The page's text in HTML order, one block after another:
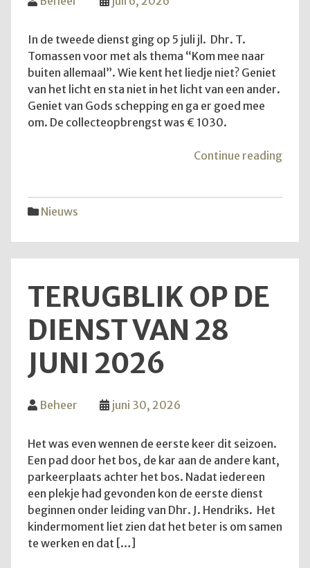
In de tweede dienst ging op 5 juli jl. Dhr. T.
Tomassen voor met als thema “Kom mee naar
buiten allemaal”. Wie kent het liedje niet? Geniet
van het licht en sta niet in het licht van een ander.
Geniet van Gods schepping en ga er goed mee
om. De collecteopbrengst was € 1030.
Continue reading
Nieuws
TERUGBLIK OP DE
DIENST VAN 28
JUNI 2026
Beheer juni 30, 2026
Het was even wennen de eerste keer dit seizoen.
Een pad door het bos, de kar aan de andere kant,
parkeerplaats achter het bos. Nadat iedereen
een plekje had gevonden kon de eerste dienst
beginnen onder leiding van Dhr. J. Hendriks. Het
kindermoment liet zien dat het beter is om samen
te werken en dat […]